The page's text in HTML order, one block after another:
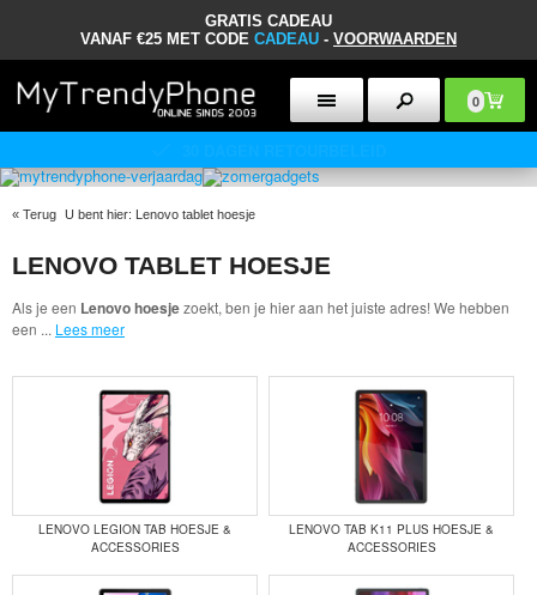
GRATIS CADEAU
VANAF €25 MET CODE CADEAU - VOORWAARDEN
0
« Terug U bent hier: Lenovo tablet hoesje
LENOVO TABLET HOESJE
Als je een Lenovo hoesjezoekt, ben je hier aan het juiste adres! We hebben
een ... Lees meer
LENOVO LEGION TAB HOESJE &
ACCESSORIES
LENOVO TAB K11 PLUS HOESJE &
ACCESSORIES